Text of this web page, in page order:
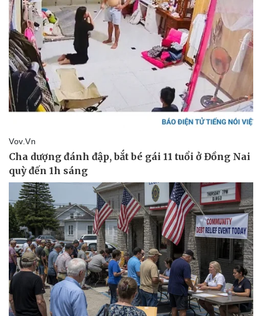
Pháp luật
Vụ án
Tin nóng
Tư vấn luật
Quân sự - Quốc phòng
Vũ khí
Việt Nam
Phân tích